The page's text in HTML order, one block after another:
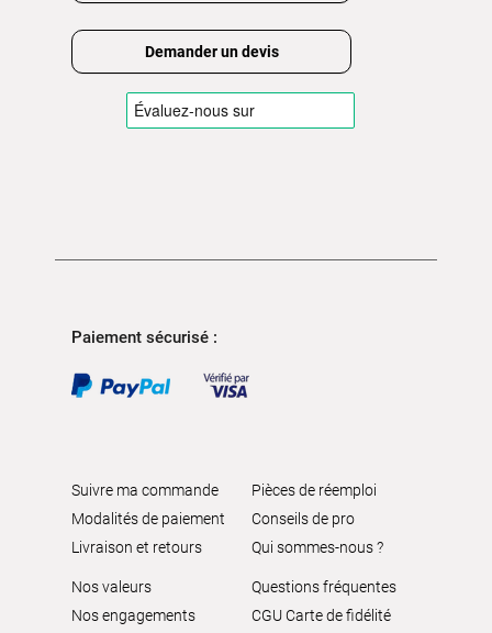
Demander un devis
Paiement sécurisé :
Suivre ma commande
Modalités de paiement
Livraison et retours
Pièces de réemploi
Conseils de pro
Qui sommes-nous ?
Nos valeurs
Nos engagements
Questions fréquentes
CGU Carte de fidélité